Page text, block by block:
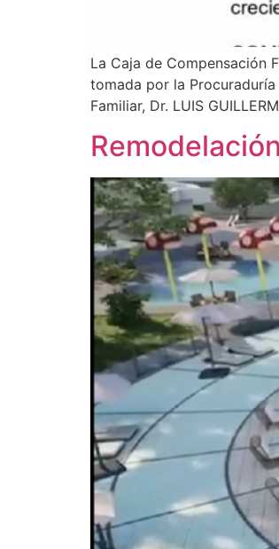
La Caja de Compensación
tomada por la
Familiar, Dr. LUIS